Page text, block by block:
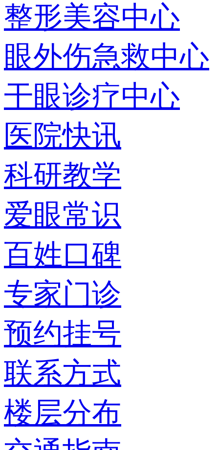
整形美容中心
眼外伤急救中心
干眼诊疗中心
医院快讯
科研教学
爱眼常识
百姓口碑
专家门诊
预约挂号
联系方式
楼层分布